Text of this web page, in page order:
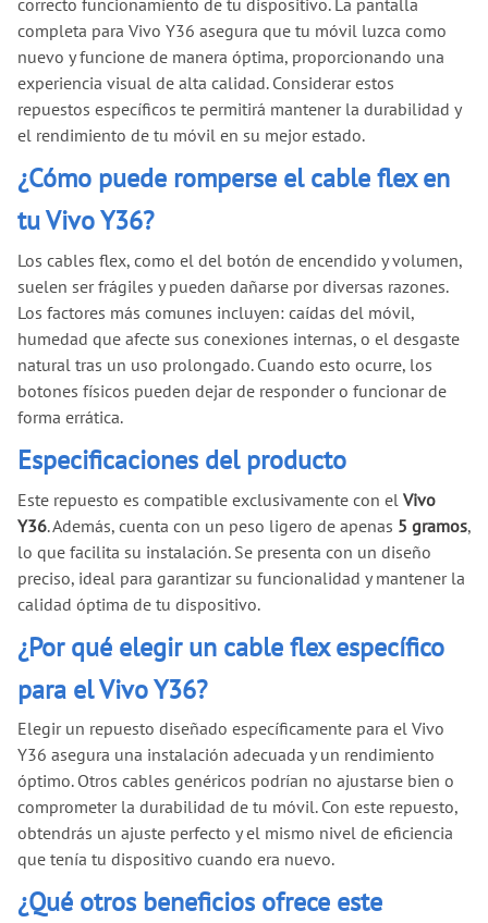
correcto funcionamiento de tu dispositivo. La pantalla
completa para Vivo Y36 asegura que tu móvil luzca como
nuevo y funcione de manera óptima, proporcionando una
experiencia visual de alta calidad. Considerar estos
repuestos específicos te permitirá mantener la durabilidad y
el rendimiento de tu móvil en su mejor estado.
¿Cómo puede romperse el cable flex en
tu Vivo Y36?
Los cables flex, como el del botón de encendido y volumen,
suelen ser frágiles y pueden dañarse por diversas razones.
Los factores más comunes incluyen: caídas del móvil,
humedad que afecte sus conexiones internas, o el desgaste
natural tras un uso prolongado. Cuando esto ocurre, los
botones físicos pueden dejar de responder o funcionar de
forma errática.
Especificaciones del producto
Este repuesto es compatible exclusivamente con el Vivo
Y36. Además, cuenta con un peso ligero de apenas 5 gramos,
lo que facilita su instalación. Se presenta con un diseño
preciso, ideal para garantizar su funcionalidad y mantener la
calidad óptima de tu dispositivo.
¿Por qué elegir un cable flex específico
para el Vivo Y36?
Elegir un repuesto diseñado específicamente para el Vivo
Y36 asegura una instalación adecuada y un rendimiento
óptimo. Otros cables genéricos podrían no ajustarse bien o
comprometer la durabilidad de tu móvil. Con este repuesto,
obtendrás un ajuste perfecto y el mismo nivel de eficiencia
que tenía tu dispositivo cuando era nuevo.
¿Qué otros beneficios ofrece este